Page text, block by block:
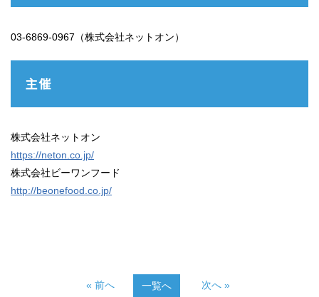
03-6869-0967（株式会社ネットオン）
主催
株式会社ネットオン
https://neton.co.jp/
株式会社ビーワンフード
http://beonefood.co.jp/
« 前へ 一覧へ 次へ »